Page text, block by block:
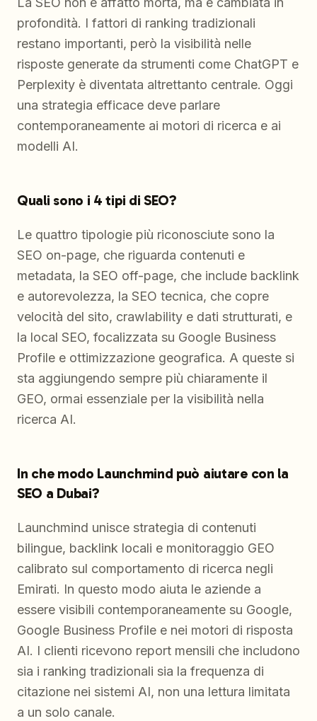
profondità. I fattori di ranking tradizionali
restano importanti, però la visibilità nelle
risposte generate da strumenti come ChatGPT e
Perplexity è diventata altrettanto centrale. Oggi
una strategia efficace deve parlare
contemporaneamente ai motori di ricerca e ai
modelli AI.
Quali sono i 4 tipi di SEO?
Le quattro tipologie più riconosciute sono la
SEO on-page, che riguarda contenuti e
metadata, la SEO off-page, che include backlink
e autorevolezza, la SEO tecnica, che copre
velocità del sito, crawlability e dati strutturati, e
la local SEO, focalizzata su Google Business
Profile e ottimizzazione geografica. A queste si
sta aggiungendo sempre più chiaramente il
GEO, ormai essenziale per la visibilità nella
ricerca AI.
In che modo Launchmind può aiutare con la
SEO a Dubai?
Launchmind unisce strategia di contenuti
bilingue, backlink locali e monitoraggio GEO
calibrato sul comportamento di ricerca negli
Emirati. In questo modo aiuta le aziende a
essere visibili contemporaneamente su Google,
Google Business Profile e nei motori di risposta
AI. I clienti ricevono report mensili che includono
sia i ranking tradizionali sia la frequenza di
citazione nei sistemi AI, non una lettura limitata
a un solo canale.